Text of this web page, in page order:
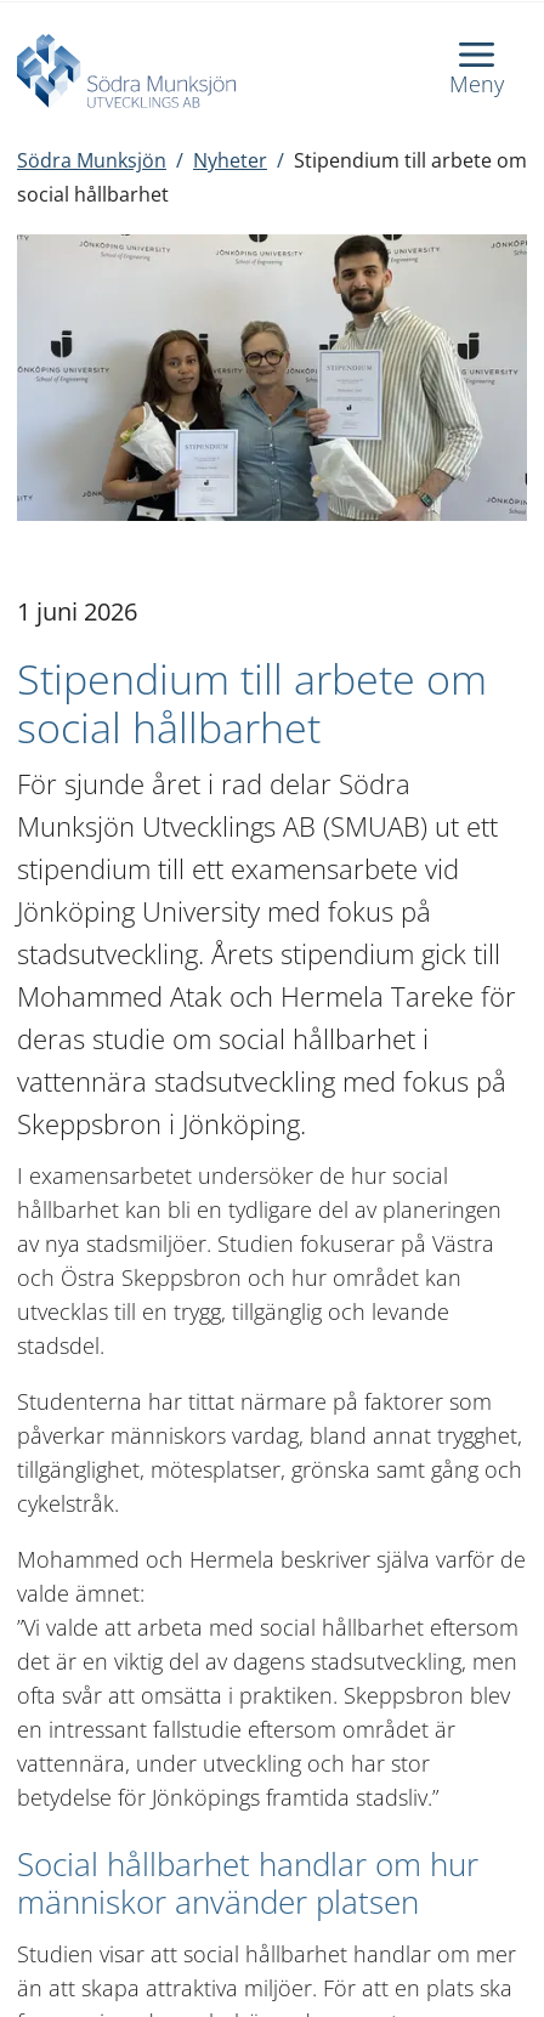
Meny
Södra Munksjön / Nyheter / Stipendium till arbete om
social hållbarhet
1 juni 2026
Stipendium till arbete om
social hållbarhet
För sjunde året i rad delar Södra
Munksjön Utvecklings AB (SMUAB) ut ett
stipendium till ett examensarbete vid
Jönköping University med fokus på
stadsutveckling. Årets stipendium gick till
Mohammed Atak och Hermela Tareke för
deras studie om social hållbarhet i
vattennära stadsutveckling med fokus på
Skeppsbron i Jönköping.
I examensarbetet undersöker de hur social
hållbarhet kan bli en tydligare del av planeringen
av nya stadsmiljöer. Studien fokuserar på Västra
och Östra Skeppsbron och hur området kan
utvecklas till en trygg, tillgänglig och levande
stadsdel.
Studenterna har tittat närmare på faktorer som
påverkar människors vardag, bland annat trygghet,
tillgänglighet, mötesplatser, grönska samt gång och
cykelstråk.
Mohammed och Hermela beskriver själva varför de
valde ämnet:
”Vi valde att arbeta med social hållbarhet eftersom
det är en viktig del av dagens stadsutveckling, men
ofta svår att omsätta i praktiken. Skeppsbron blev
en intressant fallstudie eftersom området är
vattennära, under utveckling och har stor
betydelse för Jönköpings framtida stadsliv.”
Social hållbarhet handlar om hur
människor använder platsen
Studien visar att social hållbarhet handlar om mer
än att skapa attraktiva miljöer. För att en plats ska